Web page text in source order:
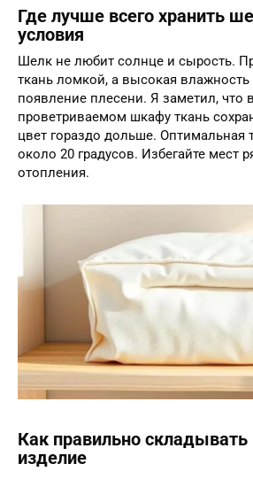
Где лучше всего хранить
условия
Шелк не любит солнце и сырость.
ткань ломкой, а высокая влажность
появление плесени. Я заметил, что
проветриваемом шкафу ткань
цвет гораздо дольше. Оптимальная
около 20 градусов. Избегайте мест
отопления.
Как правильно
изделие